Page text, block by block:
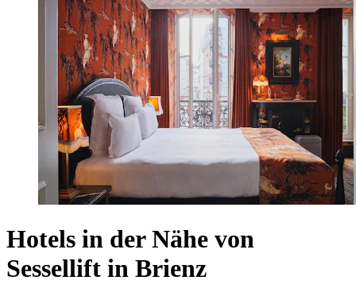
Hotels in der Nähe von
Sessellift in Brienz